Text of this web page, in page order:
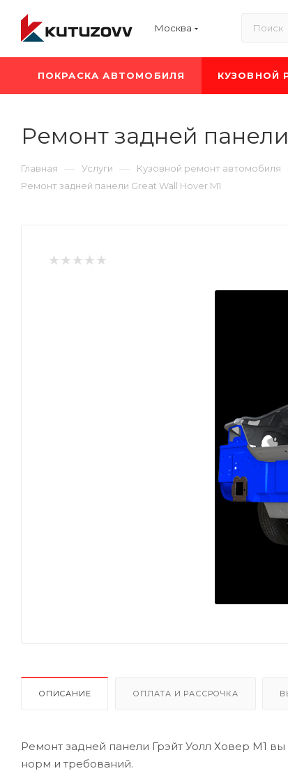
Москва
ПОКРАСКА АВТОМОБИЛЯ КУЗОВНОЙ
Ремонт задней
Главная — Услуги — Кузовной ремонт автомобиля
Ремонт задней панели Great Wall Hover M1
ОПИСАНИЕ ОПЛАТА И РАССРОЧКА
Ремонт задней панели Грэйт Уолл Ховер М1
норм и требований.